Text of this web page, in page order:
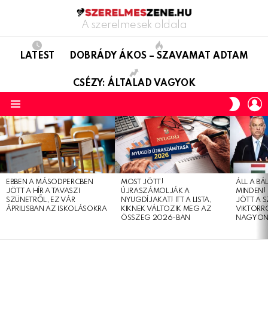
A szerelmesek oldala
LATEST DOBRÁDY ÁKOS – SZAVAMAT ADTAM
CSÉZY: ÁLTALAD VAGYOK
SKIN
LATEST
STORIES
EBBEN A MÁSODPERCBEN
JÖTT A HÍR A TAVASZI
SZÜNETRŐL, EZ VÁR
ÁPRILISBAN AZ ISKOLÁSOKRA
MOST JÖTT!
ÚJRASZÁMOLJÁK A
NYUGDÍJAKAT! ITT A LISTA,
KIKNEK VÁLTOZIK MEG AZ
ÖSSZEG 2026-BAN
ÁLL A
MINDEN!
JÖTT A